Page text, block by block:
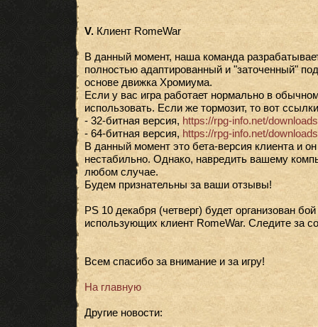
V.Клиент RomeWar
В данный момент, наша команда
полностью адаптированный и "заточенный"
основе движка Хромиума.
Если у вас игра работает нормально в
использовать. Если же тормозит, то вот
- 32-битная версия, https://rpg-info.net/
- 64-битная версия, https://rpg-info.net/
В данный момент это бета-версия клиента и
нестабильно. Однако, навредить вашему
любом случае.
Будем признательны за ваши отзывы!
PS 10 декабря (четверг) будет организован
использующих клиент RomeWar. Следите за
Всем спасибо за внимание и за игру!
На главную
Другие новости: